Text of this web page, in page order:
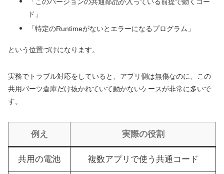
ド」
「特定のRuntimeがないとエラーになるプログラム」
という位置づけになります。
実務でトラブル対応をしていると、アプリ側は無傷なのに、この
共用パーツ倉庫だけ抜かれていて動かないケースが非常に多いで
す。
例え 実際の役割
共用の電池 複数アプリで使う共通コード